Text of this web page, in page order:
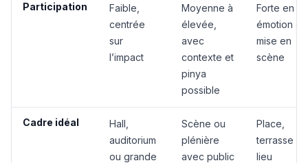
Participation
Faible,
centrée
sur
l’impact
Moyenne à
élevée,
avec
contexte et
pinya
possible
Forte en
émotion et
mise en
scène
Cadre idéal
Hall,
auditorium
ou grande
Scène ou
plénière
avec public
Place,
terrasse ou
lieu